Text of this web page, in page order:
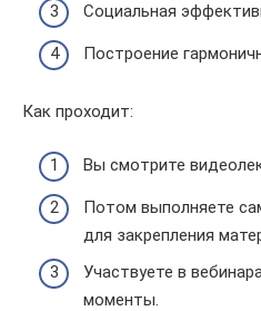
Социальная
Построение
Как проходит:
Вы смотрите
Потом выполняете
для закрепления
Участвуете в
моменты.